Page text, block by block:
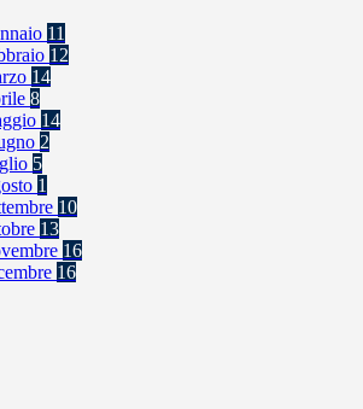
11
12
14
8
14
2
5
1
10
13
16
16